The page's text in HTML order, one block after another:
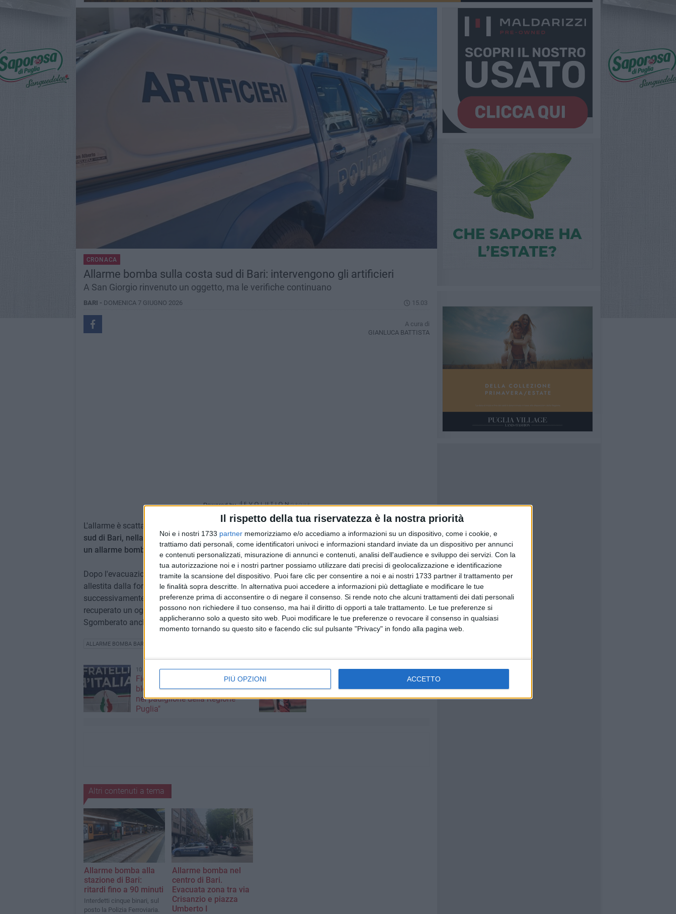
Il rispetto della tua riservatezza è la nostra priorità
Noi e i nostri 1733 partner memorizziamo e/o accediamo a informazioni su un dispositivo, come i cookie, e
trattiamo dati personali, come identificatori univoci e informazioni standard inviate da un dispositivo per annunci
e contenuti personalizzati, misurazione di annunci e contenuti, analisi dell'audience e sviluppo dei servizi. Con la
tua autorizzazione noi e i nostri partner possiamo utilizzare dati precisi di geolocalizzazione e identificazione
tramite la scansione del dispositivo. Puoi fare clic per consentire a noi e ai nostri 1733 partner il trattamento per
le finalità sopra descritte. In alternativa puoi accedere a informazioni più dettagliate e modificare le tue
preferenze prima di acconsentire o di negare il consenso. Si rende noto che alcuni trattamenti dei dati personali
possono non richiedere il tuo consenso, ma hai il diritto di opporti a tale trattamento. Le tue preferenze si
applicheranno solo a questo sito web. Puoi modificare le tue preferenze o revocare il consenso in qualsiasi
momento tornando su questo sito e facendo clic sul pulsante "Privacy" in fondo alla pagina web.
PIÙ OPZIONI ACCETTO
CRONACA
Allarme bomba sulla costa sud di Bari: intervengono gli artificieri
A San Giorgio rinvenuto un oggetto, ma le verifiche continuano
BARI - DOMENICA 7 GIUGNO 2026 15.03
A cura di
GIANLUCA BATTISTA
Powered by
L'allarme è scattato intorno alle 11.30 di questa mattina, domenica 7 giugno, quando il litorale
sud di Bari, nella zona di San Giorgio, era affollato di bagnanti. Su una spiaggia libera è scattato
un allarme bomba
che ha portato lungo la costa Carabinieri, Polizia di Stato e Vigili del Fuoco.
Dopo l'evacuazione di un locale con pertinenze vicine alla spiaggia e la cintura di sicurezza
allestita dalla forze dell'ordine, i Vigili del Fuoco hanno iniziato il loro intervento, a cui si sono uniti
successivamente gli artificieri. Secondo le prime e frammentarie ricostruzioni, sarebbe stato
recuperato un oggetto che potrebbe essere un ordigno, ma sono in corso ulteriori verifiche.
Sgomberato anche il parcheggio antistante la spiaggia libera.
ALLARME BOMBA BARI
10 AGOSTO 2026
Fiera del Levante, FDI: "Decaro
blocchi l’iniziativa di Prossima
nel padiglione della Regione
Puglia"
10 AGOSTO 2026
SSC Bari tra mercato e primi
impegni ufficiali
Altri contenuti a tema
Allarme bomba alla
stazione di Bari:
ritardi fino a 90 minuti
Interdetti cinque binari, sul
posto la Polizia Ferroviaria.
Allarme bomba nel
centro di Bari.
Evacuata zona tra via
Crisanzio e piazza
Umberto I